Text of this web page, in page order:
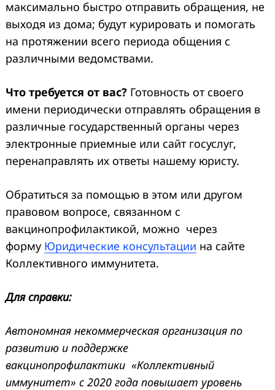
максимально быстро отправить обращения, не
выходя из дома; будут курировать и помогать
на протяжении всего периода общения с
различными ведомствами.
Что требуется от вас? Готовность от своего
имени периодически отправлять обращения в
различные государственный органы через
электронные приемные или сайт госуслуг,
перенаправлять их ответы нашему юристу.
Обратиться за помощью в этом или другом
правовом вопросе, связанном с
вакцинопрофилактикой, можно через
форму Юридические консультации на сайте
Коллективного иммунитета.
Для справки:
Автономная некоммерческая организация по
развитию и поддержке
вакцинопрофилактики «Коллективный
иммунитет» с 2020 года повышает уровень